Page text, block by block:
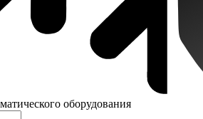
оборудования